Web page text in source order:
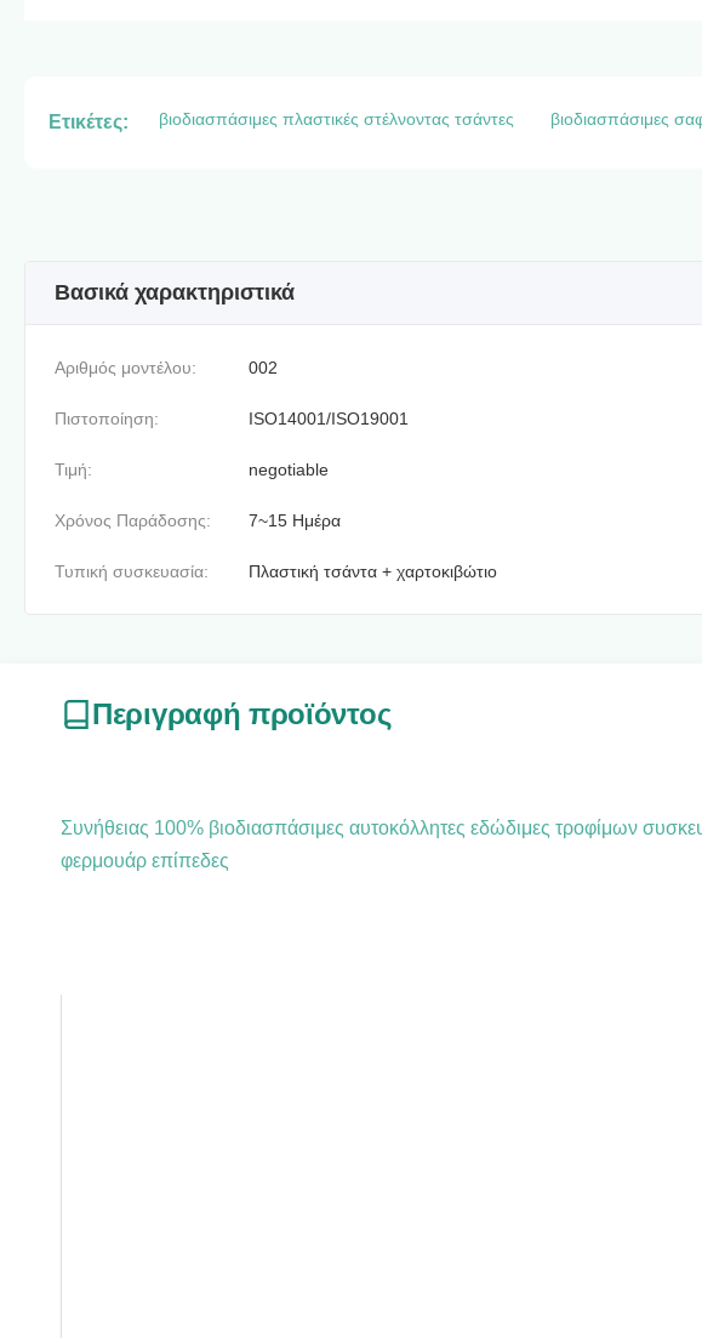
Ετικέτες: βιοδιασπάσιμες πλαστικές στέλνοντας τσάντες βιοδιασπάσιμες
Βασικά χαρακτηριστικά
Αριθμός μοντέλου: 002
Πιστοποίηση: ISO14001/ISO19001
Τιμή: negotiable
Χρόνος Παράδοσης: 7~15 Ημέρα
Τυπική συσκευασία: Πλαστική τσάντα + χαρτοκιβώτιο
Περιγραφή προϊόντος
Συνήθειας 100% βιοδιασπάσιμες αυτοκόλλητες εδώδιμες τροφίμων
φερμουάρ επίπεδες